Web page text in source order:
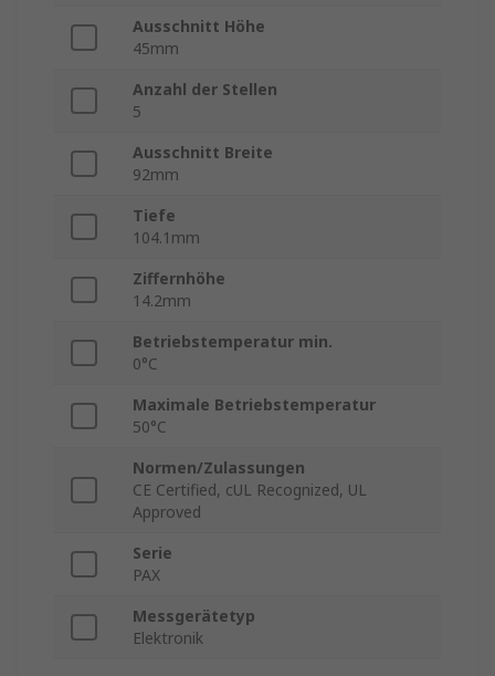
Ausschnitt Höhe
45mm
Anzahl der Stellen
5
Ausschnitt Breite
92mm
Tiefe
104.1mm
Ziffernhöhe
14.2mm
Betriebstemperatur min.
0°C
Maximale Betriebstemperatur
50°C
Normen/Zulassungen
CE Certified, cUL Recognized, UL
Approved
Serie
PAX
Messgerätetyp
Elektronik